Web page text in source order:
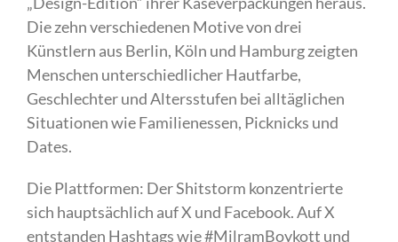
Die zehn verschiedenen Motive von drei
Künstlern aus Berlin, Köln und Hamburg zeigten
Menschen unterschiedlicher Hautfarbe,
Geschlechter und Altersstufen bei alltäglichen
Situationen wie Familienessen, Picknicks und
Dates.
Die Plattformen: Der Shitstorm konzentrierte
sich hauptsächlich auf X und Facebook. Auf X
entstanden Hashtags wie #MilramBoykott und